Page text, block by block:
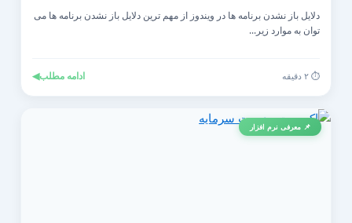
دلایل باز نشدن برنامه ها در ویندوز از مهم ترین دلایل باز نشدن برنامه ها می
توان به موارد زیر...
ادامه مطلب◀
📌 معرفی نرم افزار